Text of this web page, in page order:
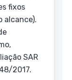
fixos
alcance).
SAR
2017.